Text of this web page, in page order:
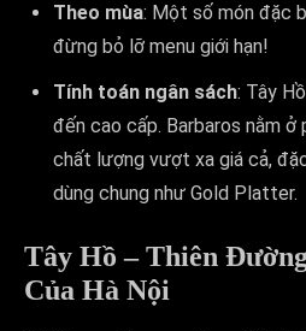
Theo mùa: Một số món đặc
đừng bỏ lỡ menu giới hạn!
Tính toán ngân sách: Tây
đến cao cấp. Barbaros nằm ở
chất lượng vượt xa giá cả,
dùng chung như Gold Platter.
Tây Hồ – Thiên
Của Hà Nội